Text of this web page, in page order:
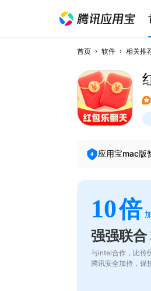
首页 软件 相关推
应用宝mac版
10倍
强强联合
与intel合作，比传
腾讯安全加持，保